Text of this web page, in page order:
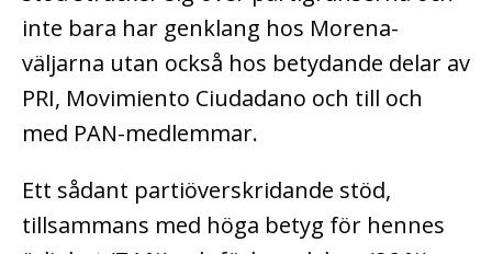
inte bara har genklang hos Morena-
väljarna utan också hos betydande delar av
PRI, Movimiento Ciudadano och till och
med PAN-medlemmar.
Ett sådant partiöverskridande stöd,
tillsammans med höga betyg för hennes